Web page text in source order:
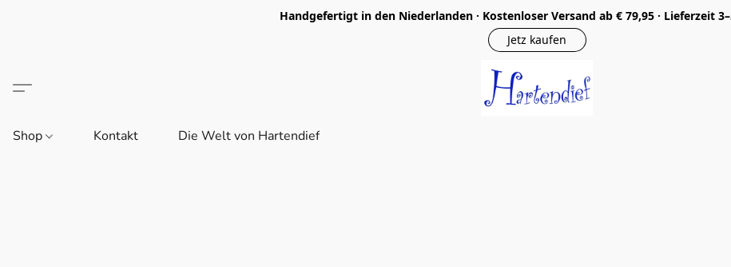
Handgefertigt in den Niederlanden · Kostenloser Versand ab € 79,95 · Lieferzeit
Jetz kaufen
Shop Kontakt Die Welt von Hartendief